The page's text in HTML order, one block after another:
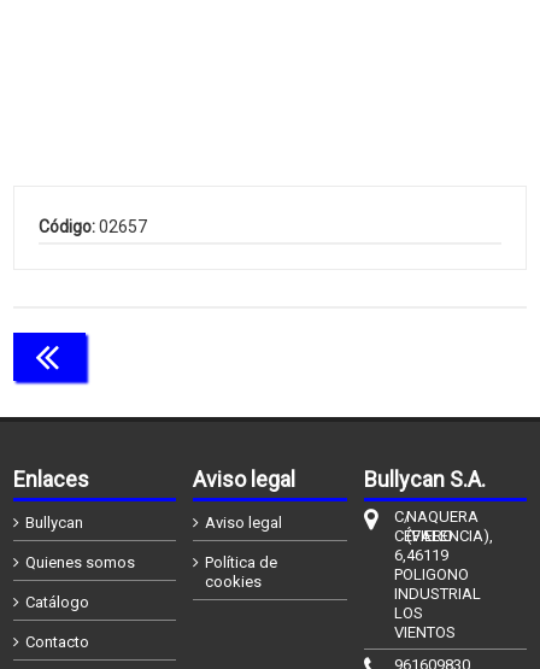
Código:02657
Enlaces
Bullycan
Quienes somos
Catálogo
Contacto
Aviso legal
Aviso legal
Política de
cookies
Bullycan S.A.
C/
CÉFIERO
6,
POLIGONO
INDUSTRIAL
LOS
VIENTOS
NAQUERA
(VALENCIA),
46119
961609830